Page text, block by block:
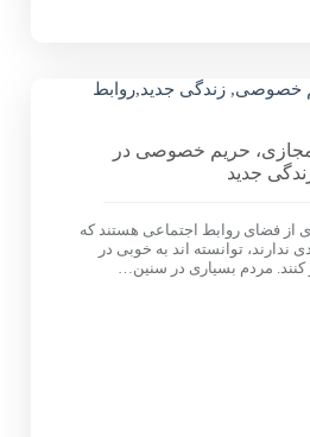
مجازی، حریم خصوصی در
جدید
فضای روابط اجتماعی هستند که
ندارند، توانسته اند به خوبی در
کنند. مردم بسیاری در سنین…